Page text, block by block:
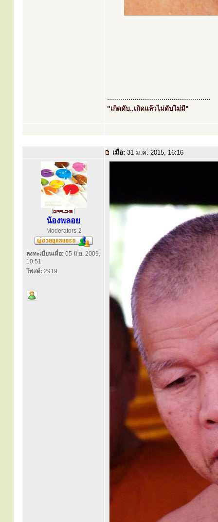
.....................................................
"เกิดดับ..เกิดแล้วไม่ดับไม่มี"
เมื่อ: 31 ม.ค. 2015, 16:16
น้องพลอย
Moderators-2
ลงทะเบียนเมื่อ: 05 มิ.ย. 2009,
10:51
โพสต์: 2919